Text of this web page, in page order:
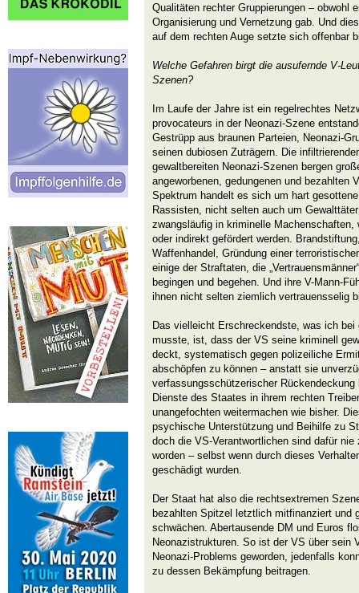
Qualitäten rechter Gruppierungen – obwohl
Organisierung und Vernetzung gab. Und
auf dem rechten Auge setzte sich offenbar
Welche Gefahren birgt die ausufernde V-
Szenen?
Im Laufe der Jahre ist ein regelrechtes
provocateurs in der Neonazi-Szene
Gestrüpp aus braunen Parteien, Neonazi-
seinen dubiosen Zuträgern. Die
gewaltbereiten Neonazi-Szenen bergen
angeworbenen, gedungenen und bezahlten
Spektrum handelt es sich um hart
Rassisten, nicht selten auch um
zwangsläufig in kriminelle Machenschaften,
oder indirekt gefördert werden.
Waffenhandel, Gründung einer
einige der Straftaten, die
begingen und begehen. Und ihre V-Mann-
ihnen nicht selten ziemlich vertrauensselig
Das vielleicht Erschreckendste, was ich
musste, ist, dass der VS seine kriminell
deckt, systematisch gegen polizeiliche
abschöpfen zu können – anstatt sie
verfassungsschützerischer
Dienste des Staates in ihrem rechten
unangefochten weitermachen wie bisher.
psychische Unterstützung und Beihilfe zu
doch die VS-Verantwortlichen sind dafür
worden – selbst wenn durch dieses
geschädigt wurden.
Der Staat hat also die rechtsextremen
bezahlten Spitzel letztlich mitfinanziert und
schwächen. Abertausende DM und Euros
Neonazistrukturen. So ist der VS über sein
Neonazi-Problems geworden, jedenfalls
zu dessen Bekämpfung beitragen.